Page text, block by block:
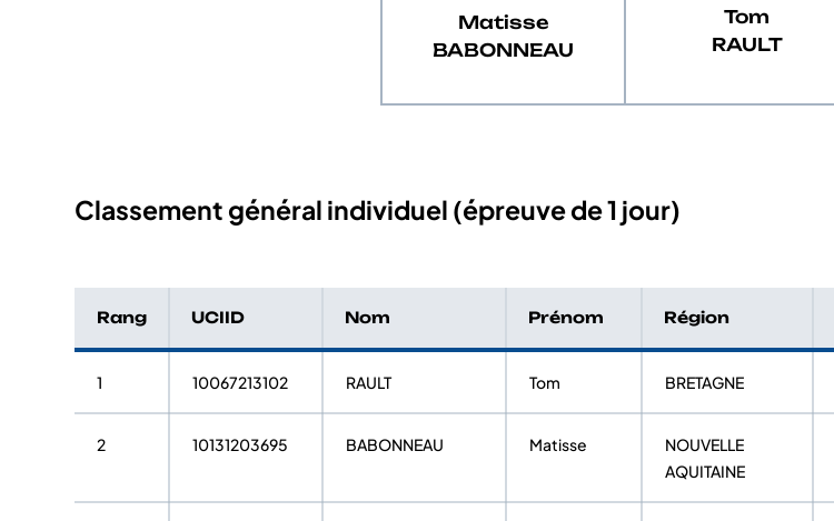
Tom
RAULT
Matisse
BABONNEAU
Classement général individuel (épreuve de 1 jour)
Rang UCIID Nom Prénom Région
1 10067213102 RAULT Tom BRETAGNE
2 10131203695 BABONNEAU Matisse
NOUVELLE
AQUITAINE